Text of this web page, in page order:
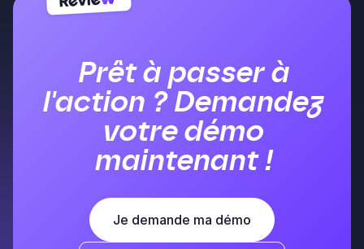
Prêt à passer à
l'action ? Demandez
votre démo
maintenant !
Je demande ma démo